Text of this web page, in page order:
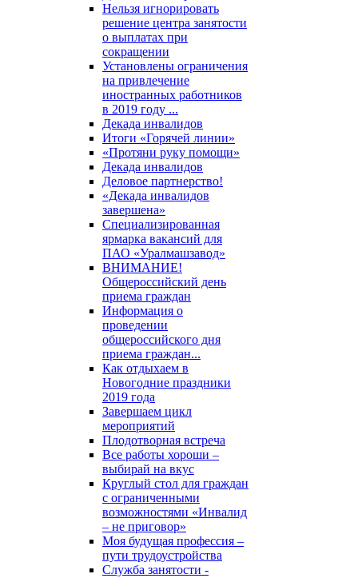
Нельзя игнорировать
решение центра занятости
о выплатах при
сокращении
Установлены ограничения
на привлечение
иностранных работников
в 2019 году ...
Декада инвалидов
Итоги «Горячей линии»
«Протяни руку помощи»
Декада инвалидов
Деловое партнерство!
«Декада инвалидов
завершена»
Специализированная
ярмарка вакансий для
ПАО «Уралмашзавод»
ВНИМАНИЕ!
Общероссийский день
приема граждан
Информация о
проведении
общероссийского дня
приема граждан...
Как отдыхаем в
Новогодние праздники
2019 года
Завершаем цикл
мероприятий
Плодотворная встреча
Все работы хороши –
выбирай на вкус
Круглый стол для граждан
с ограниченными
возможностями «Инвалид
– не приговор»
Моя будущая профессия –
пути трудоустройства
Служба занятости -